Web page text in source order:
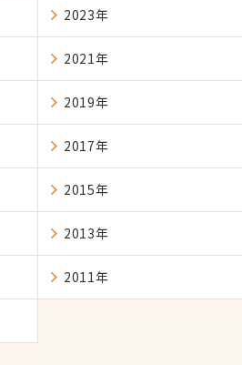
2023年
2021年
2019年
2017年
2015年
2013年
2011年